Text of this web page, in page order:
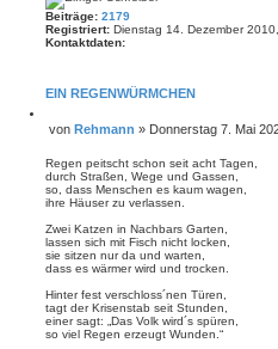
r
t
e
S
h
Beiträge: 2179
Registriert: Dienstag 14. Dezember
Kontaktdaten:
n
k
d
a
t
e
n
v
o
n
R
e
h
m
a
n
n
EIN REGENWÜRMCHEN
i
e
r
e
e
i
t
r
a
g
von Rehmann » Donnerstag 7. Mai
Regen peitscht schon seit acht Tagen,
durch Straßen, Wege und Gassen,
so, dass Menschen es kaum wagen,
ihre Häuser zu verlassen.
Zwei Katzen in Nachbars Garten,
lassen sich mit Fisch nicht locken,
sie sitzen nur da und warten,
dass es wärmer wird und trocken.
Hinter fest verschloss´nen Türen,
tagt der Krisenstab seit Stunden,
einer sagt: „Das Volk wird´s spüren,
so viel Regen erzeugt Wunden.“